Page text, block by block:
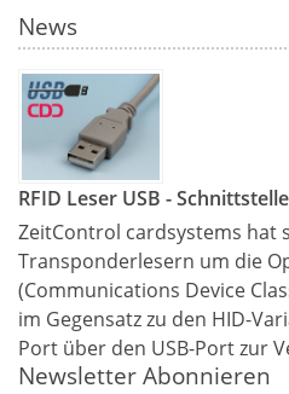
News
RFID Leser USB -
ZeitControl cardsystems hat
Transponderlesern um die
(Communications Device
im Gegensatz zu den HID-
Port über den USB-Port zur
Newsletter Abonnieren